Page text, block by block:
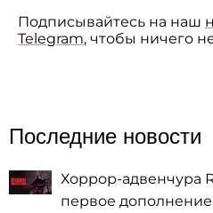
Подписывайтесь на наш
Telegram, чтобы ничего
Последние новости
Хоррор-адвенчура
первое